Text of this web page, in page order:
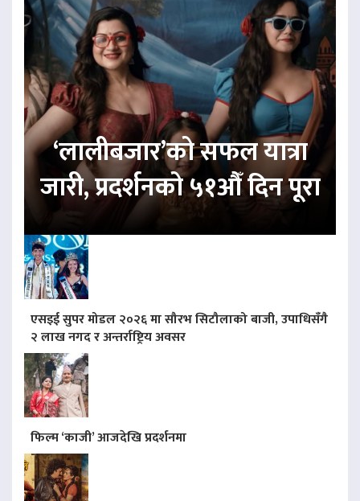
‘लालीबजार’को सफल यात्रा
जारी, प्रदर्शनको ५१औँ दिन पूरा
एसइई सुपर मोडल २०२६ मा सौरभ सिटौलाको बाजी, उपाधिसँगै
२ लाख नगद र अन्तर्राष्ट्रिय अवसर
फिल्म ‘काजी’ आजदेखि प्रदर्शनमा